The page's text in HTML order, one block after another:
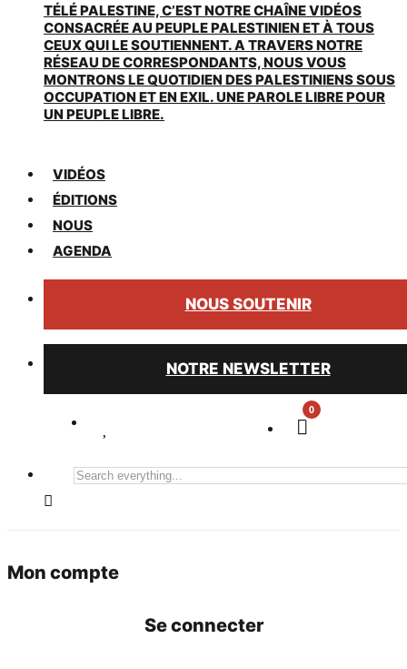
TÉLÉ PALESTINE, C’EST NOTRE CHAÎNE VIDÉOS
CONSACRÉE AU PEUPLE PALESTINIEN ET À TOUS
CEUX QUI LE SOUTIENNENT. A TRAVERS NOTRE
RÉSEAU DE CORRESPONDANTS, NOUS VOUS
MONTRONS LE QUOTIDIEN DES PALESTINIENS SOUS
OCCUPATION ET EN EXIL. UNE PAROLE LIBRE POUR
UN PEUPLE LIBRE.
VIDÉOS
ÉDITIONS
NOUS
AGENDA
NOUS SOUTENIR
NOTRE NEWSLETTER
0
Search
Mon compte
Se connecter